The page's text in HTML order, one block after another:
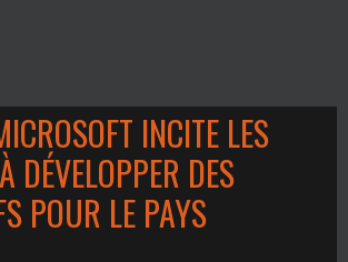
INCITE LES
DÉVELOPPER DES
POUR LE PAYS